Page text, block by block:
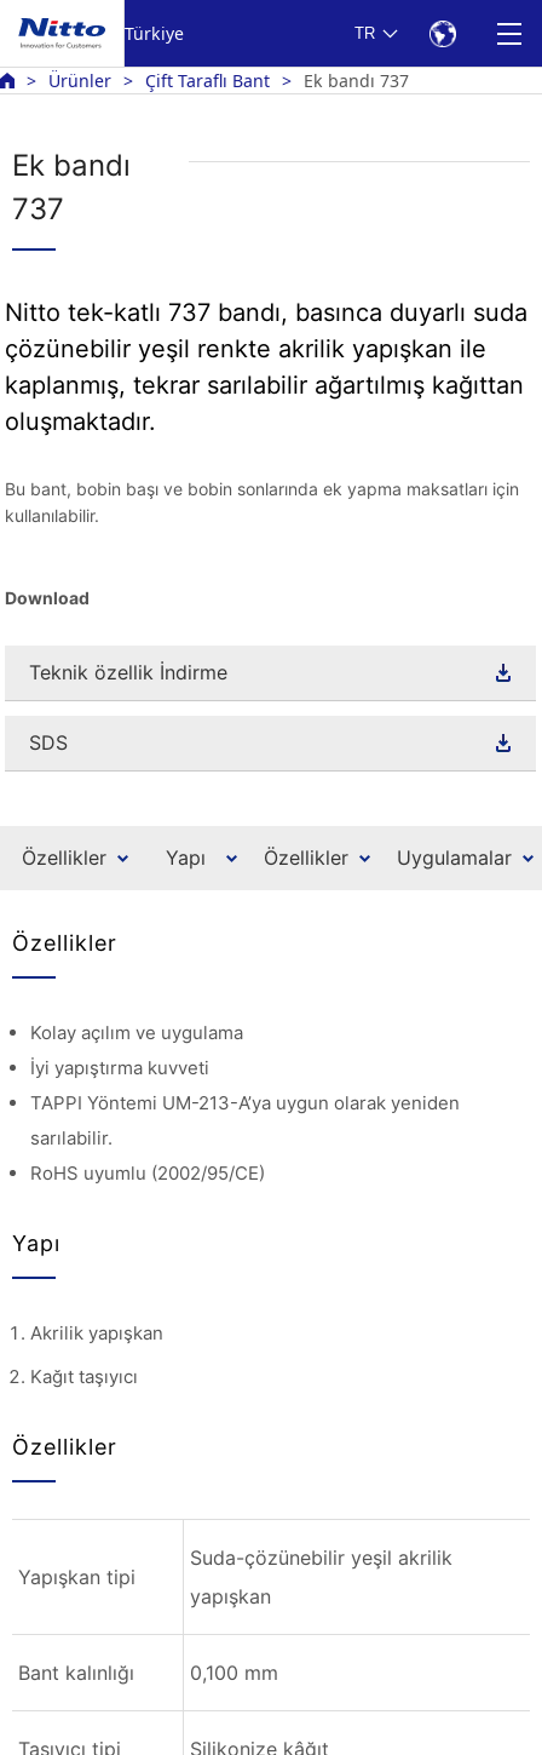
Türkiye TR
Ürünler Çift Taraflı Bant Ek bandı 737
Ek bandı
737
Nitto tek-katlı 737 bandı, basınca duyarlı suda
çözünebilir yeşil renkte akrilik yapışkan ile
kaplanmış, tekrar sarılabilir ağartılmış kağıttan
oluşmaktadır.
Bu bant, bobin başı ve bobin sonlarında ek yapma maksatları için
kullanılabilir.
Download
Teknik özellik İndirme
SDS
Özellikler Yapı Özellikler Uygulamalar
Özellikler
Kolay açılım ve uygulama
İyi yapıştırma kuvveti
TAPPI Yöntemi UM-213-A’ya uygun olarak yeniden
sarılabilir.
RoHS uyumlu (2002/95/CE)
Yapı
Akrilik yapışkan
Kağıt taşıyıcı
Özellikler
Yapışkan tipi
Suda-çözünebilir yeşil akrilik
yapışkan
Bant kalınlığı 0,100 mm
Taşıyıcı tipi Silikonize kâğıt